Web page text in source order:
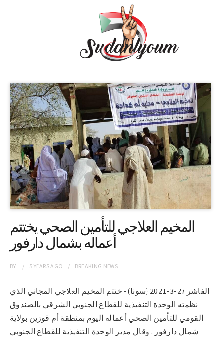
المخيم العلاجي للتأمين الصحي يختتم
أعماله بشمال دارفور
BY 5 YEARSAGO BREAKING NEWS
الفاشر 27-3-2021 (سونا)- ختتم المخيم العلاجي المجاني الذي
نظمته الوحدة التنفيذية للقطاع الجنوبي الشرقي بالصندوق
القومي للتأمين الصحي أعماله اليوم بمنطقة أم قوزين بولاية
شمال دارفور . وقال مدير الوحدة التنفيذية للقطاع الجنوبي